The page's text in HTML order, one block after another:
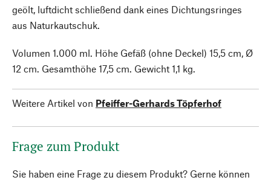
geölt, luftdicht schließend dank eines Dichtungsringes
aus Naturkautschuk.
Volumen 1.000 ml. Höhe Gefäß (ohne Deckel) 15,5 cm, Ø
12 cm. Gesamthöhe 17,5 cm. Gewicht 1,1 kg.
Weitere Artikel von Pfeiffer-Gerhards Töpferhof
Frage zum Produkt
Sie haben eine Frage zu diesem Produkt? Gerne können